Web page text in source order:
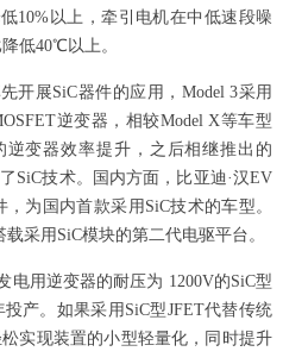
10%以上，牵引电机在中低速段噪
低40℃以上。
展SiC器件的应用，Model 3采用
逆变器，相较Model X等车型
逆变器效率提升，之后相继推出的
SiC技术。国内方面，比亚迪·汉EV
为国内首款采用SiC技术的车型。
采用SiC模块的第二代电驱平台。
用逆变器的耐压为 1200V的SiC型
投产。如果采用SiC型JFET代替传统
实现装置的小型轻量化，同时提升